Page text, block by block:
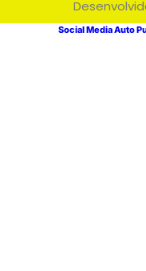
Social Media Auto